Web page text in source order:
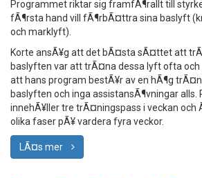
Programmet riktar sig framfÃ¶rallt till
fÃ¶rsta hand vill fÃ¶rbÃ¤ttra sina baslyft
och marklyft).
Korte ansÃ¥g att det bÃ¤sta sÃ¤ttet att
baslyften var att trÃ¤na dessa lyft ofta
att hans program bestÃ¥r av en hÃ¶g
baslyften och inga assistansÃ¶vningar
innehÃ¥ller tre trÃ¤ningspass i veckan och
olika faser pÃ¥ vardera fyra veckor.
LÃ¤s mer